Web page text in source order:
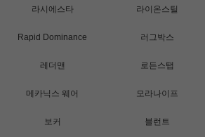
라시에스타 라이온스틸
Rapid Dominance 러그박스
레더맨 로든스탭
메카닉스 웨어 모라나이프
보커 블런트